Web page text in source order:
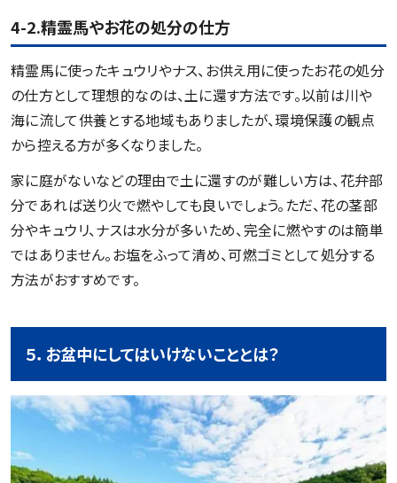
4-2.精霊馬やお花の処分の仕方
精霊馬に使ったキュウリやナス、お供え用に使ったお花の処分
の仕方として理想的なのは、土に還す方法です。以前は川や
海に流して供養とする地域もありましたが、環境保護の観点
から控える方が多くなりました。
家に庭がないなどの理由で土に還すのが難しい方は、花弁部
分であれば送り火で燃やしても良いでしょう。ただ、花の茎部
分やキュウリ、ナスは水分が多いため、完全に燃やすのは簡単
ではありません。お塩をふって清め、可燃ゴミとして処分する
方法がおすすめです。
５．お盆中にしてはいけないこととは？